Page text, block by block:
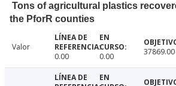
Tons of agricultural plastics
the PforR counties
Valor
0.00
0.00 37869.00